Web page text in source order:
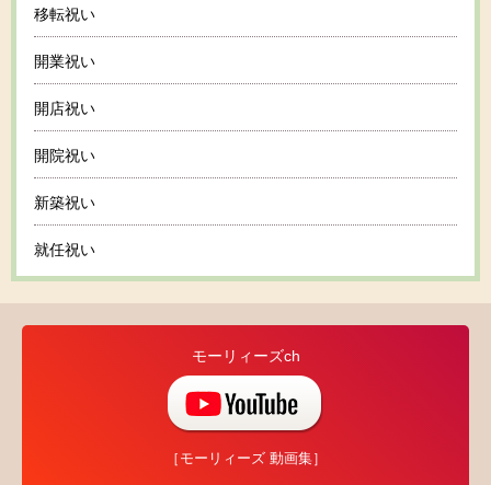
移転祝い
開業祝い
開店祝い
開院祝い
新築祝い
就任祝い
モーリィーズch
［モーリィーズ 動画集］